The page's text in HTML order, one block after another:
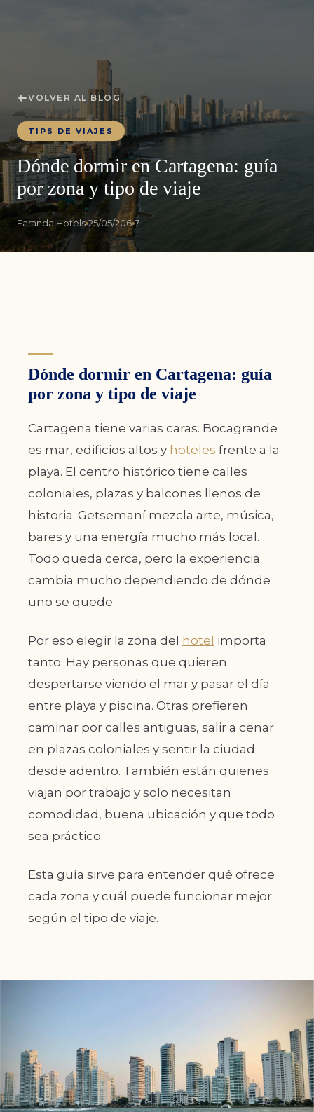
VOLVER AL BLOG
TIPS DE VIAJES
Dónde dormir en Cartagena: guía
por zona y tipo de viaje
Faranda Hotels 25/05/206 7
Dónde dormir en Cartagena: guía
por zona y tipo de viaje
Cartagena tiene varias caras. Bocagrande
es mar, edificios altos y hoteles frente a la
playa. El centro histórico tiene calles
coloniales, plazas y balcones llenos de
historia. Getsemaní mezcla arte, música,
bares y una energía mucho más local.
Todo queda cerca, pero la experiencia
cambia mucho dependiendo de dónde
uno se quede.
Por eso elegir la zona del hotel importa
tanto. Hay personas que quieren
despertarse viendo el mar y pasar el día
entre playa y piscina. Otras prefieren
caminar por calles antiguas, salir a cenar
en plazas coloniales y sentir la ciudad
desde adentro. También están quienes
viajan por trabajo y solo necesitan
comodidad, buena ubicación y que todo
sea práctico.
Esta guía sirve para entender qué ofrece
cada zona y cuál puede funcionar mejor
según el tipo de viaje.